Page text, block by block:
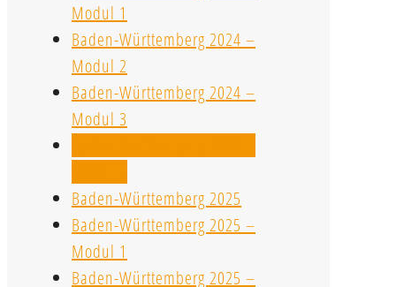
Modul 1
Baden-Württemberg 2024 –
Modul 2
Baden-Württemberg 2024 –
Modul 3
Baden-Württemberg 2025
Baden-Württemberg 2025 –
Modul 1
Baden-Württemberg 2025 –